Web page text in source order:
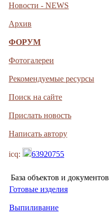
Новости - NEWS
Архив
ФОРУМ
Фотогалереи
Рекомендуемые ресурсы
Поиск на сайте
Прислать новость
Написать автору
icq: 63920755
База объектов и документов
Готовые изделия
Выпиливание